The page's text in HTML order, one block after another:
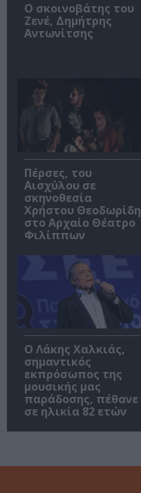
Ο σκοινοβάτης του
Ζενέ, Δημήτρης
Αντωνίτσης
Πέρσες, του
Αισχύλου σε
σκηνοθεσία
Χρήστου Θεοδωρίδη
στο Αρχαίο Θέατρο
Φιλίππων
Ο Λάκης Χαλκιάς,
σημαντικός
εκπρόσωπος της
μουσικής μας
παράδοσης, πέθανε
σε ηλικία 82 ετών